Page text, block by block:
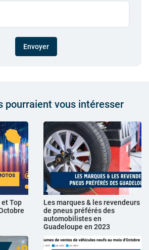
Envoyer
pourraient vous intéresser
Top
Les marques & les revendeurs
de pneus préférés des
automobilistes en
Guadeloupe en 2023